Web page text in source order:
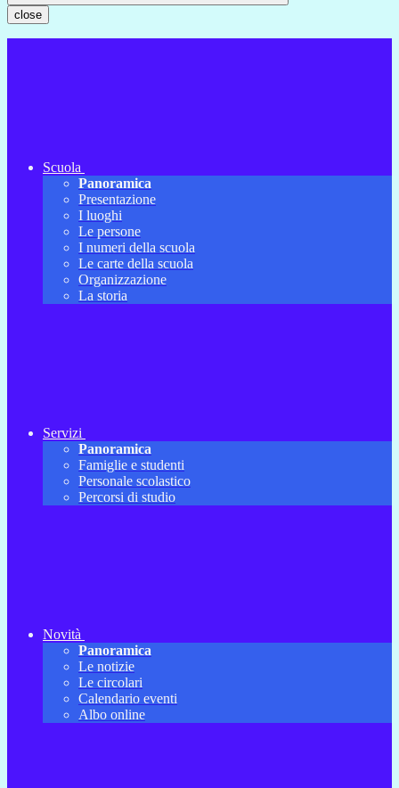
close
Scuola
Panoramica
Presentazione
I luoghi
Le persone
I numeri della scuola
Le carte della scuola
Organizzazione
La storia
Servizi
Panoramica
Famiglie e studenti
Personale scolastico
Percorsi di studio
Novità
Panoramica
Le notizie
Le circolari
Calendario eventi
Albo online